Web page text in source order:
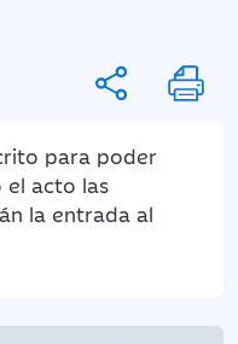
para poder
el acto las
la entrada al